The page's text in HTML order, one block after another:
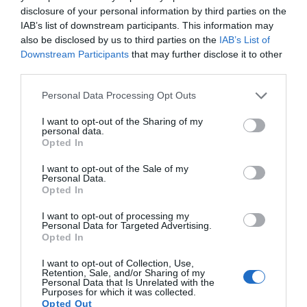
disclosure of your personal information by third parties on the
IAB’s list of downstream participants. This information may
also be disclosed by us to third parties on the IAB’s List of
Downstream Participants that may further disclose it to other
Personal Data Processing Opt Outs
I want to opt-out of the Sharing of my
personal data.
Opted In
I want to opt-out of the Sale of my
Personal Data.
Opted In
I want to opt-out of processing my
Personal Data for Targeted Advertising.
Opted In
I want to opt-out of Collection, Use,
Retention, Sale, and/or Sharing of my
Personal Data that Is Unrelated with the
Purposes for which it was collected.
Opted Out
movimientos en 360° de las
pinzas
También permite preservar la piel de la mama
mediante la insuflación de Co2 que favorece a
separar mejor los tejidos, identificar los
ligamentos de Cooper y mejorar la visualización
hematomas o linforragias. La utilización del Da
Vinci es aplicable tanto para mastectomías Skin
Sparing como para Nipple sparing y
tumorectomías.
Aunque parece un hecho propio de ciencia
ficción, ya es una realidad y se encuentra en